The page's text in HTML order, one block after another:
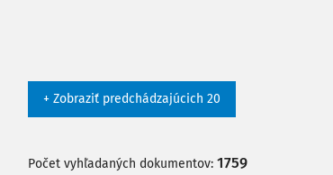
+ Zobraziť predchádzajúcich 20
Počet vyhľadaných dokumentov: 1759